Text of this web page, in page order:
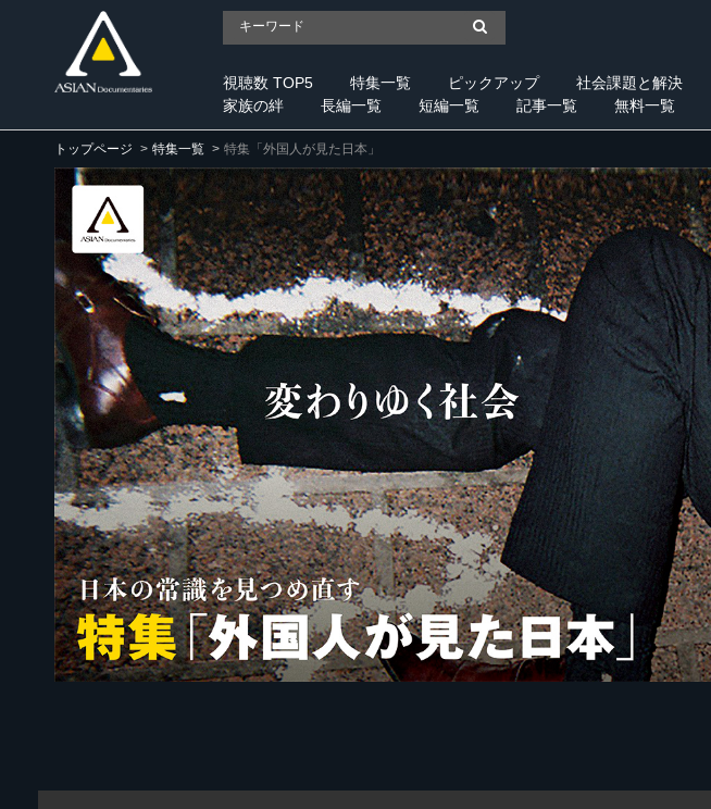
視聴数 TOP5 特集一覧 ピックアップ 社会課題と解決
家族の絆
長編一覧 短編一覧 記事一覧 無料一覧
トップページ 特集一覧 特集「外国人が見た日本」